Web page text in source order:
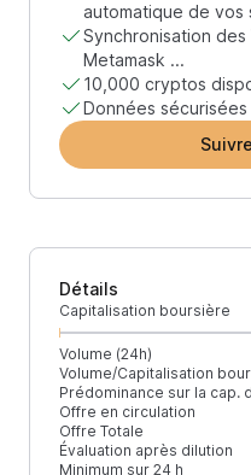
automatique de vos
Synchronisation des
Metamask ...
10,000 cryptos
Données
Détails
Capitalisation boursière
Volume (24h)
Volume/Capitalisation
Prédominance sur la cap.
Offre en circulation
Offre Totale
Évaluation après dilution
Minimum sur 24 h